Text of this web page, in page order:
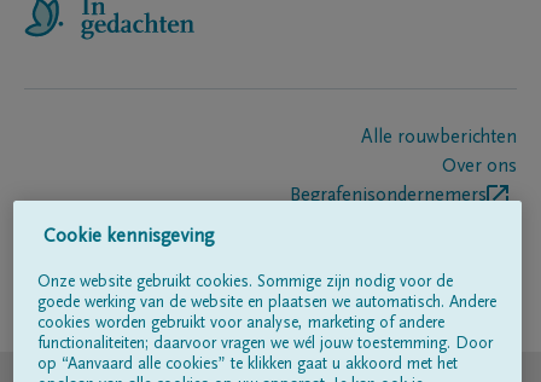
Alle rouwberichten
Over ons
Begrafenisondernemers
Volg ons op
Cookie kennisgeving
Onze website gebruikt cookies. Sommige zijn nodig voor de
goede werking van de website en plaatsen we automatisch. Andere
cookies worden gebruikt voor analyse, marketing of andere
functionaliteiten; daarvoor vragen we wél jouw toestemming. Door
op “Aanvaard alle cookies” te klikken gaat u akkoord met het